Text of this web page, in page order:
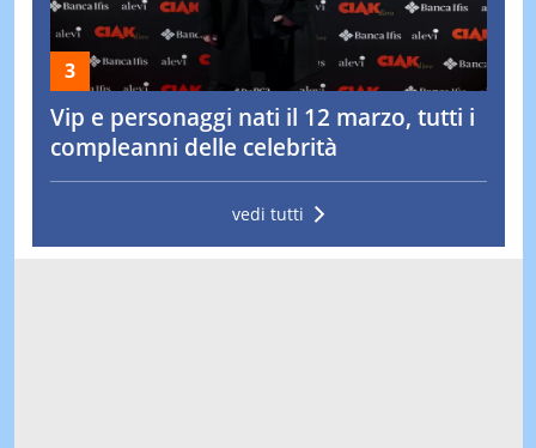
Vip e personaggi nati il 12 marzo, tutti i
compleanni delle celebrità
vedi tutti